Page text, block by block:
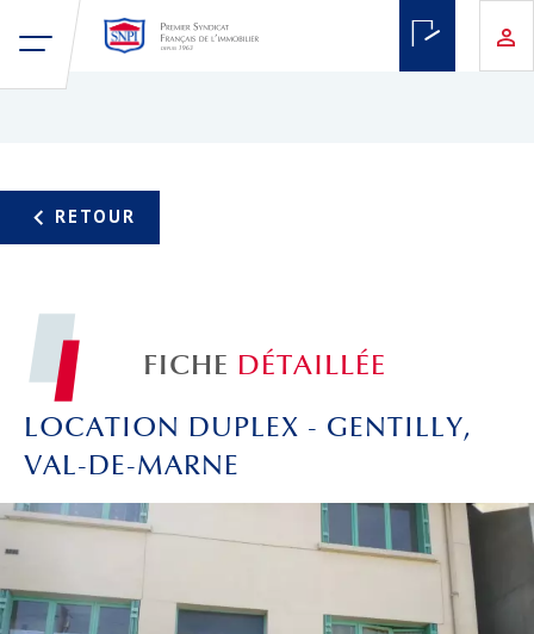
FICHE DÉTAILLÉE
LOCATION DUPLEX - GENTILLY,
VAL-DE-MARNE